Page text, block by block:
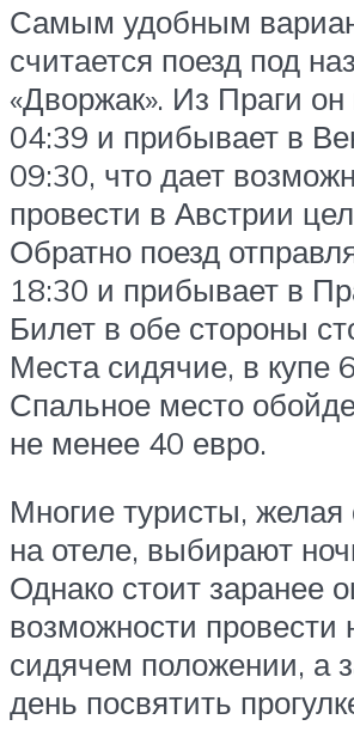
Самым удобным
считается поезд под
«Дворжак». Из Праги
04:39 и прибывает в
09:30, что дает
провести в Австрии
Обратно поезд
18:30 и прибывает в
Билет в обе стороны
Места сидячие, в купе
Спальное место
не менее 40 евро.
Многие туристы, желая
на отеле, выбирают
Однако стоит заранее
возможности провести
сидячем положении, а
день посвятить